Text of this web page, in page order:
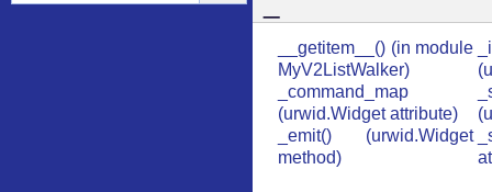
__getitem__() (in module
MyV2ListWalker)
_command_map
(urwid.Widget attribute)
_emit() (urwid.Widget
method)